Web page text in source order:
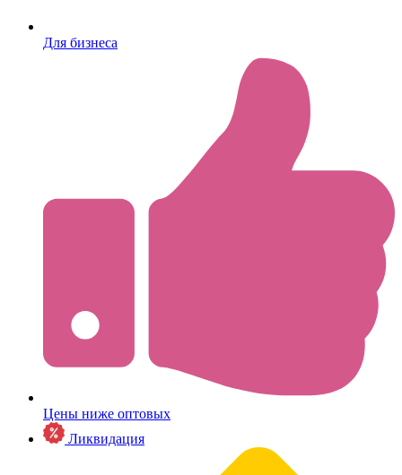
Для бизнеса
Цены ниже оптовых
Ликвидация